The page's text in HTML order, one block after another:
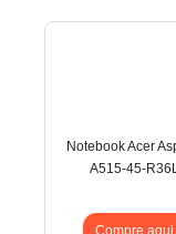
Notebook Acer
A515-45-
Compre aqui